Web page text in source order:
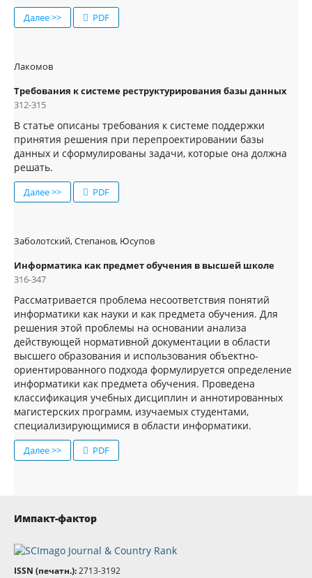
Далее >> PDF
Лакомов
Требования к системе реструктурирования базы данных
312-315
В статье описаны требования к системе поддержки
принятия решения при перепроектировании базы
данных и сформулированы задачи, которые она должна
решать.
Далее >> PDF
Заболотский, Степанов, Юсупов
Информатика как предмет обучения в высшей школе
316-347
Рассматривается проблема несоответствия понятий
информатики как науки и как предмета обучения. Для
решения этой проблемы на основании анализа
действующей нормативной документации в области
высшего образования и использования объектно-
ориентированного подхода формулируется определение
информатики как предмета обучения. Проведена
классификация учебных дисциплин и аннотированных
магистерских программ, изучаемых студентами,
специализирующимися в области информатики.
Далее >> PDF
Импакт-фактор
ISSN (печатн.):2713-3192